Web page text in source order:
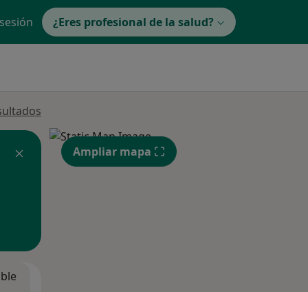
¿Eres profesional de la salud?
Ampliar mapa